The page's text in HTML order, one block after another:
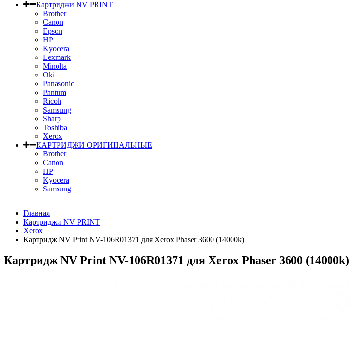
Картриджи NV PRINT
Brother
Canon
Epson
HP
Kyocera
Lexmark
Minolta
Oki
Panasonic
Pantum
Ricoh
Samsung
Sharp
Toshiba
Xerox
КАРТРИДЖИ ОРИГИНАЛЬНЫЕ
Brother
Canon
HP
Kyocera
Samsung
Главная
Картриджи NV PRINT
Xerox
Картридж NV Print NV-106R01371 для Xerox Phaser 3600 (14000k)
Картридж NV Print NV-106R01371 для Xerox Phaser 3600 (14000k)